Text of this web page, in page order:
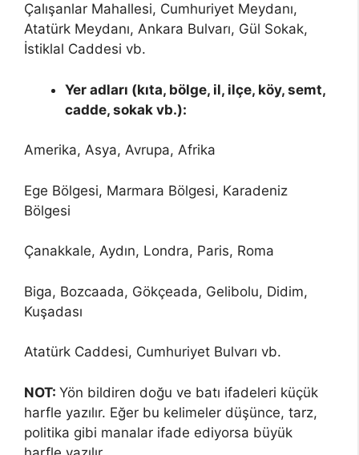
Çalışanlar Mahallesi, Cumhuriyet Meydanı,
Atatürk Meydanı, Ankara Bulvarı, Gül Sokak,
İstiklal Caddesi vb.
Yer adları (kıta, bölge, il, ilçe, köy, semt,
cadde, sokak vb.):
Amerika, Asya, Avrupa, Afrika
Ege Bölgesi, Marmara Bölgesi, Karadeniz
Bölgesi
Çanakkale, Aydın, Londra, Paris, Roma
Biga, Bozcaada, Gökçeada, Gelibolu, Didim,
Kuşadası
Atatürk Caddesi, Cumhuriyet Bulvarı vb.
NOT: Yön bildiren doğu ve batı ifadeleri küçük
harfle yazılır. Eğer bu kelimeler düşünce, tarz,
politika gibi manalar ifade ediyorsa büyük